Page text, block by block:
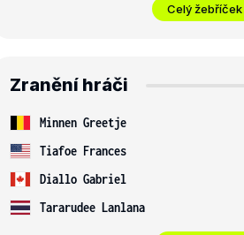
Celý žebříček
Zranění hráči
Minnen Greetje
Tiafoe Frances
Diallo Gabriel
Tararudee Lanlana